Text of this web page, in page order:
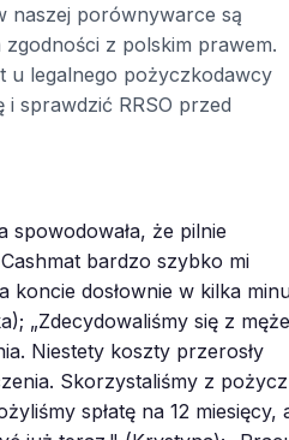
naszej porównywarce są
z polskim prawem.
u legalnego pożyczkodawcy
sprawdzić RRSO przed
spowodowała, że pilnie
bardzo szybko mi
koncie dosłownie w kilka
„Zdecydowaliśmy się z
Niestety koszty przerosły
Skorzystaliśmy z
spłatę na 12 miesięcy,